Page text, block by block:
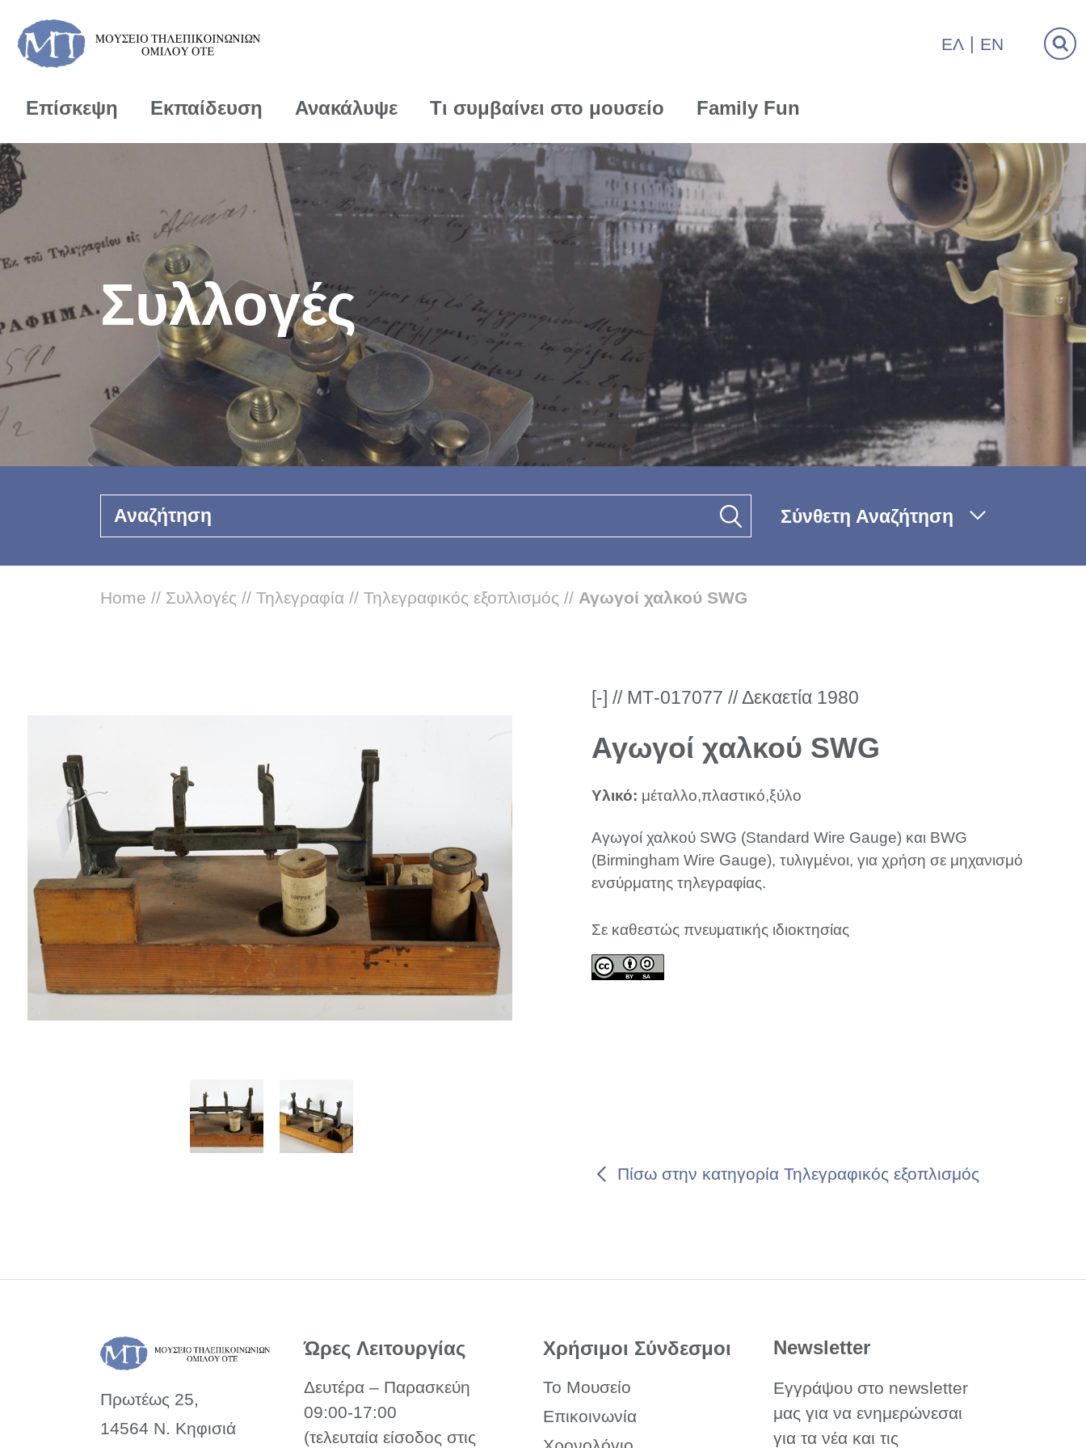
ΕΛ EN
Επίσκεψη Εκπαίδευση Ανακάλυψε Τι συμβαίνει στο μουσείο Family Fun
Συλλογές
Αναζήτηση Σύνθετη Αναζήτηση
Home // Συλλογές // Τηλεγραφία // Τηλεγραφικός εξοπλισμός // Αγωγοί χαλκού SWG
Πίσω στην κατηγορία Τηλεγραφικός εξοπλισμός
[-] // ΜΤ-017077 // Δεκαετία 1980
Αγωγοί χαλκού SWG
Υλικό: μέταλλο,πλαστικό,ξύλο
Αγωγοί χαλκού SWG (Standard Wire Gauge) και ΒWG
(Birmingham Wire Gauge), τυλιγμένοι, για χρήση σε μηχανισμό
ενσύρματης τηλεγραφίας.
Σε καθεστώς πνευματικής ιδιοκτησίας
Πρωτέως 25,
14564 Ν. Κηφισιά
Ώρες Λειτουργίας
Δευτέρα – Παρασκεύη
09:00-17:00
(τελευταία είσοδος στις
Χρήσιμοι Σύνδεσμοι
Το Μουσείο
Επικοινωνία
Newsletter
Εγγράψου στο newsletter
μας για να ενημερώνεσαι
για τα νέα και τις